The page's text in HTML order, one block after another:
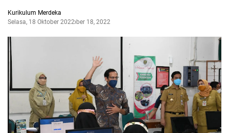
Kurikulum Merdeka
Selasa, 18 Oktober 2022Oktober 18, 2022